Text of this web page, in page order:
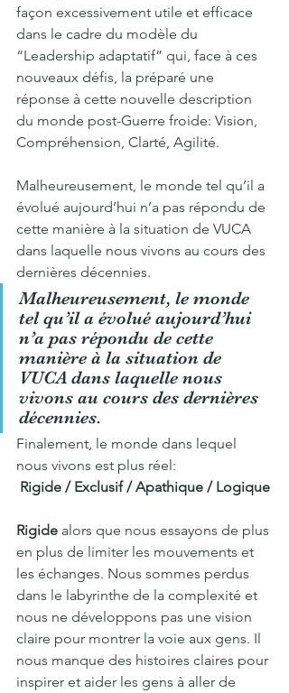
façon excessivement utile et efficace
dans le cadre du modèle du
“Leadership adaptatif” qui, face à ces
nouveaux défis, la préparé une
réponse à cette nouvelle description
du monde post-Guerre froide: Vision,
Compréhension, Clarté, Agilité.
Malheureusement, le monde tel qu’il a
évolué aujourd’hui n’a pas répondu de
cette manière à la situation de VUCA
dans laquelle nous vivons au cours des
dernières décennies.
Malheureusement, le monde
tel qu’il a évolué aujourd’hui
n’a pas répondu de cette
manière à la situation de
VUCA dans laquelle nous
vivons au cours des dernières
décennies.
Finalement, le monde dans lequel
nous vivons est plus réel:
Rigide / Exclusif / Apathique / Logique
Rigide alors que nous essayons de plus
en plus de limiter les mouvements et
les échanges. Nous sommes perdus
dans le labyrinthe de la complexité et
nous ne développons pas une vision
claire pour montrer la voie aux gens. Il
nous manque des histoires claires pour
inspirer et aider les gens à aller de